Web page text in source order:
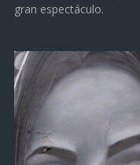
gran espectáculo.